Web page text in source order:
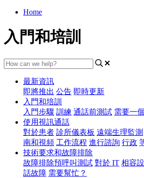
Home
入門和培訓
最新資訊
即將推出 公告 即時更新
入門和培訓
入門步驟 訓練 通話前測試 需要一
使用視訊通話
對於患者 診所儀表板 遠端生理監測
南和視頻 工作流程 進行諮詢 行政
技術要求和故障排除
故障排除預呼叫測試 對於 IT 相容
話故障 需要幫忙？